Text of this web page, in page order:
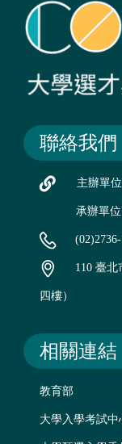
聯絡我們
主辦單
承辦單
110 臺
四樓）
相關連結
教育部
大學入學考試中